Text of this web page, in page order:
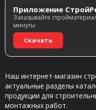
Приложение
Заказывайте
минуты
Скачать
Наш интернет-магазин
актуальные разделы
продукции для
монтажных работ.